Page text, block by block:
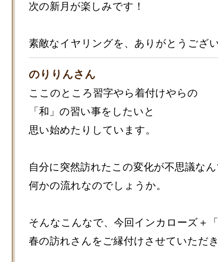
次の新月が楽しみです！
素敵なイヤリングを、ありがとうござ
のりりんさん
ここのところ習字やら着付けやらの
「和」の習い事をしたいと
思い始めたりしています。
自分に突然訪れたこの変化が不思議な
何かの流れなのでしょうか。
そんなこんなで、今回インカローズ＋
春の訪れさんをご縁付けさせていただ